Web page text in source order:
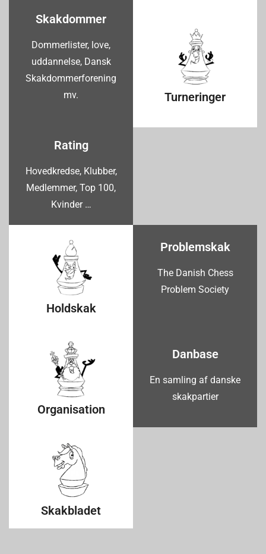
Skakdommer
Dommerlister, love,
uddannelse, Dansk
Skakdommerforening
mv.
Turneringer
Rating
Hovedkredse, Klubber,
Medlemmer, Top 100,
Kvinder …
Holdskak
Problemskak
The Danish Chess
Problem Society
Organisation
Danbase
En samling af danske
skakpartier
Skakbladet